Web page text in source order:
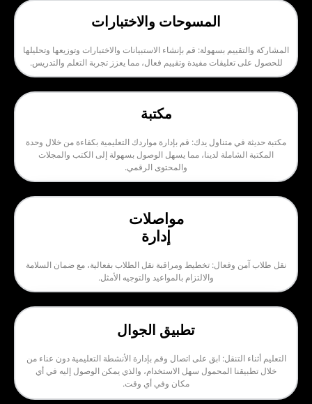
المسوحات والاختبارات
بسهولة: قم بإنشاء الاستبيانات والاختبارات وتوزيعها وتحليلها
مفيدة وتقييم فعال، مما يعزز تجربة التعلم والتدريس.
متناول يدك: قم بإدارة مواردك التعليمية بكفاءة من خلال وحدة
لدينا، مما يسهل الوصول بسهولة إلى الكتب والمجلات
تخطيط ومراقبة نقل الطلاب بفعالية، مع ضمان السلامة
والالتزام بالمواعيد والتوجيه الأمثل.
تطبيق الجوال
ابق على اتصال وقم بإدارة الأنشطة التعليمية دون عناء من
المحمول سهل الاستخدام، والذي يمكن الوصول إليه في أي